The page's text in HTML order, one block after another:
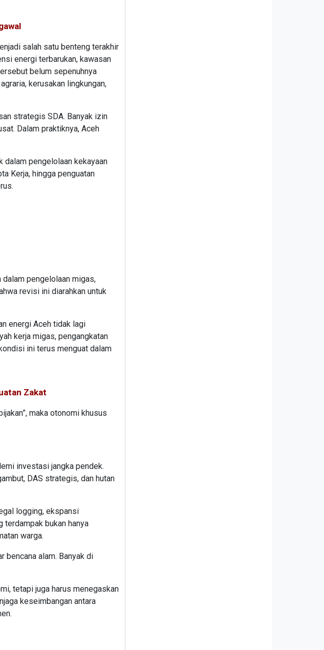
salah satu benteng terakhir
energi terbarukan, kawasan
belum sepenuhnya
kerusakan lingkungan,
strategis SDA. Banyak izin
Dalam praktiknya, Aceh
dalam pengelolaan kekayaan
Kerja, hingga penguatan
pengelolaan migas,
revisi ini diarahkan untuk
energi Aceh tidak lagi
kerja migas, pengangkatan
ini terus menguat dalam
Zakat
maka otonomi khusus
investasi jangka pendek.
DAS strategis, dan hutan
logging, ekspansi
terdampak bukan hanya
warga.
bencana alam. Banyak di
tetapi juga harus menegaskan
keseimbangan antara